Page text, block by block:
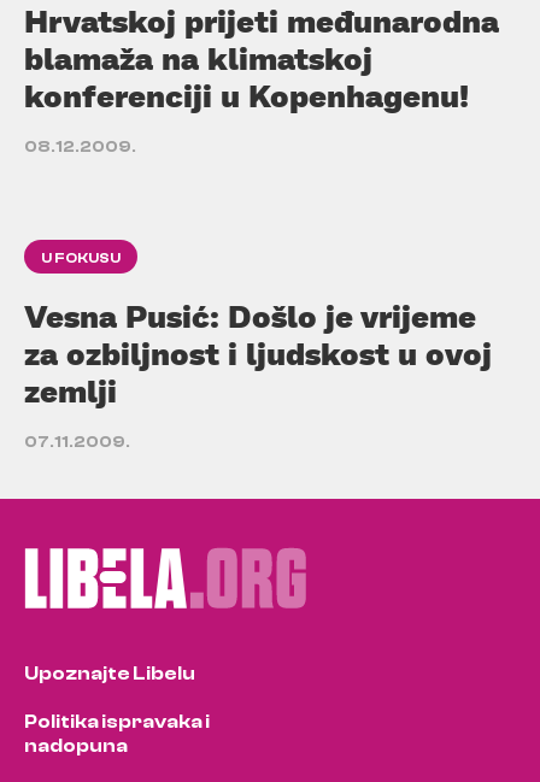
Hrvatskoj prijeti međunarodna
blamaža na klimatskoj
konferenciji u Kopenhagenu!
08.12.2009.
U FOKUSU
Vesna Pusić: Došlo je vrijeme
za ozbiljnost i ljudskost u ovoj
zemlji
07.11.2009.
Upoznajte Libelu
Politika ispravaka i
nadopuna